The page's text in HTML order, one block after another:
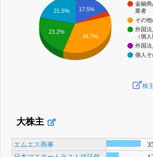
金融商
業者
その他
外国
（個
外国法
個人そ
17.5%
21.5%
23.2%
34.7%
株
大株主
エムエス商事